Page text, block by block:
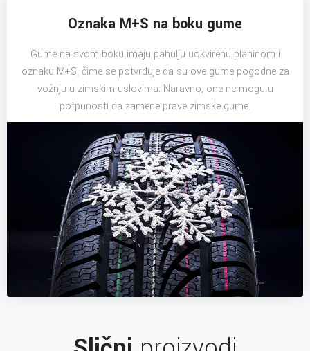
Oznaka M+S na boku gume
Gume na svom boku imaju pahulju uokvirenu planinom i
oznaku M+S, čime se potvrđuje da su ove gume pogodne za
vožnju u zimskim uslovima. Naravno, one ne mogu u
potpunosti da zamene prave zimske gume.